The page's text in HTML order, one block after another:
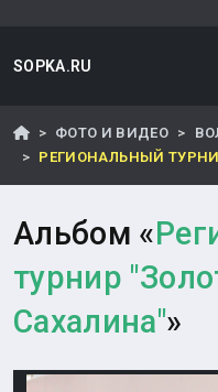
SOPKA.RU
ФОТО И ВИДЕО
РЕГИОНАЛЬНЫЙ
Альбом «
турнир
Сахалина"»